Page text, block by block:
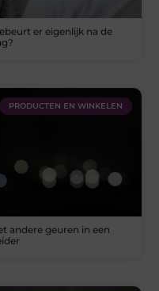
er eigenlijk na de
PRODUCTEN EN WINKELEN
andere geuren in een